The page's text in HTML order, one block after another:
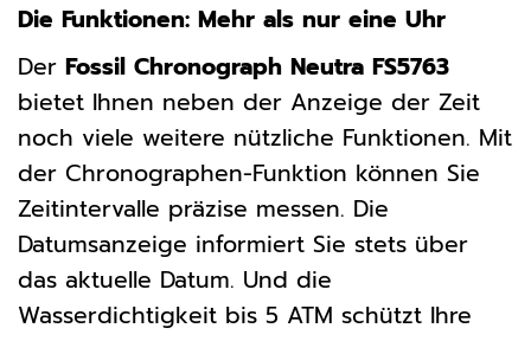
Die Funktionen: Mehr als nur eine Uhr
Der Fossil Chronograph Neutra FS5763
bietet Ihnen neben der Anzeige der Zeit
noch viele weitere nützliche Funktionen. Mit
der Chronographen-Funktion können Sie
Zeitintervalle präzise messen. Die
Datumsanzeige informiert Sie stets über
das aktuelle Datum. Und die
Wasserdichtigkeit bis 5 ATM schützt Ihre